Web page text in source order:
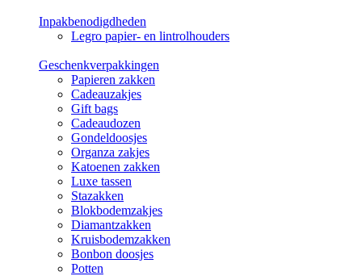
Inpakbenodigdheden
Legro papier- en lintrolhouders
Geschenkverpakkingen
Papieren zakken
Cadeauzakjes
Gift bags
Cadeaudozen
Gondeldoosjes
Organza zakjes
Katoenen zakken
Luxe tassen
Stazakken
Blokbodemzakjes
Diamantzakken
Kruisbodemzakken
Bonbon doosjes
Potten